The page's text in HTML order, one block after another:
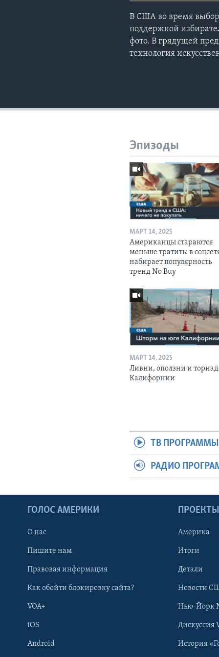
В США во время
поддержкой
фото. В грядущей
технология
Эпизоды
МАРТ 14, 2025
Американцы стараются
меньше тратить: в
набирает популярность
тренд No Buy
МАРТ 14, 2025
Ливни, оползни и
Калифорнии
ТВ ПРОГРАММЫ
РАДИО
ГОЛОС АМЕРИКИ
О нас
Пишите нам
Правовая информация
Как обойти блокировку сайта?
VOA+
iOS
Android
ПРОЕКТЫ
Америка
Итоги
Детали
Новости
Нью-Йорк
Дискуссия
История